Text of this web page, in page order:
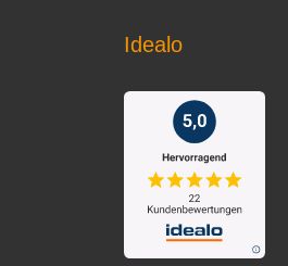
Idealo